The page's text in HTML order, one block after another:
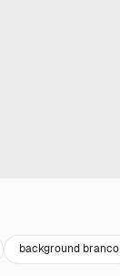
background branco